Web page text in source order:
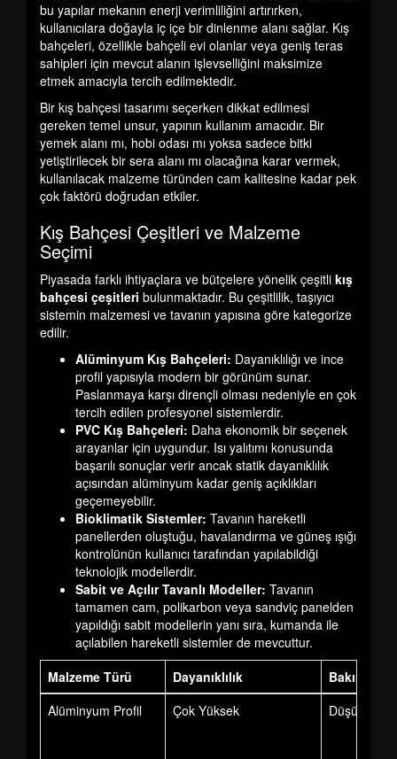
bu yapılar mekanın enerji verimliliğini artırırken,
kullanıcılara doğayla iç içe bir dinlenme alanı sağlar. Kış
bahçeleri, özellikle bahçeli evi olanlar veya geniş teras
sahipleri için mevcut alanın işlevselliğini maksimize
etmek amacıyla tercih edilmektedir.
Bir kış bahçesi tasarımı seçerken dikkat edilmesi
gereken temel unsur, yapının kullanım amacıdır. Bir
yemek alanı mı, hobi odası mı yoksa sadece bitki
yetiştirilecek bir sera alanı mı olacağına karar vermek,
kullanılacak malzeme türünden cam kalitesine kadar pek
çok faktörü doğrudan etkiler.
Kış Bahçesi Çeşitleri ve Malzeme
Seçimi
Piyasada farklı ihtiyaçlara ve bütçelere yönelik çeşitli kış
bahçesi çeşitleri bulunmaktadır. Bu çeşitlilik, taşıyıcı
sistemin malzemesi ve tavanın yapısına göre kategorize
edilir.
Alüminyum Kış Bahçeleri: Dayanıklılığı ve ince
profil yapısıyla modern bir görünüm sunar.
Paslanmaya karşı dirençli olması nedeniyle en çok
tercih edilen profesyonel sistemlerdir.
PVC Kış Bahçeleri: Daha ekonomik bir seçenek
arayanlar için uygundur. Isı yalıtımı konusunda
başarılı sonuçlar verir ancak statik dayanıklılık
açısından alüminyum kadar geniş açıklıkları
geçemeyebilir.
Bioklimatik Sistemler: Tavanın hareketli
panellerden oluştuğu, havalandırma ve güneş ışığı
kontrolünün kullanıcı tarafından yapılabildiği
teknolojik modellerdir.
Sabit ve Açılır Tavanlı Modeller: Tavanın
tamamen cam, polikarbon veya sandviç panelden
yapıldığı sabit modellerin yanı sıra, kumanda ile
açılabilen hareketli sistemler de mevcuttur.
Malzeme Türü
Dayanıklılık
Bakım
Alüminyum Profil
Çok Yüksek Düşük